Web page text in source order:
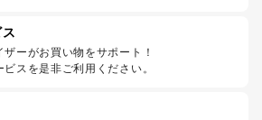
ーがお買い物をサポート！
ビスを是非ご利用ください。